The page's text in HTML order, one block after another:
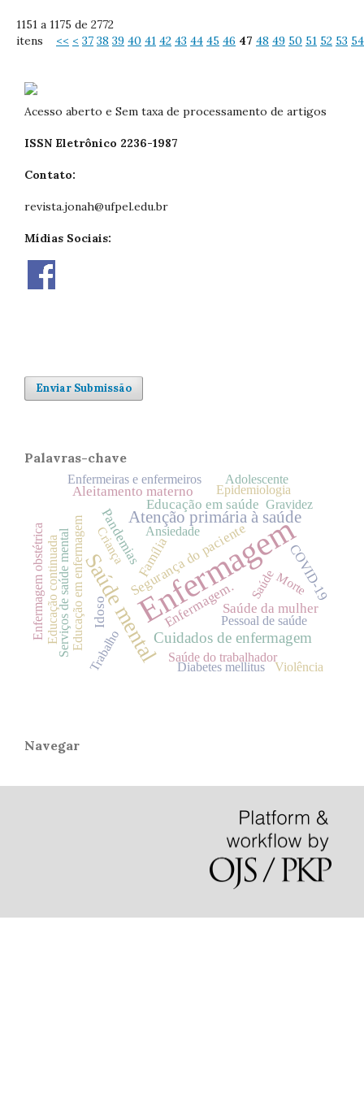
1151 a 1175 de 2772
itens << < 37 38 39 40 41 42 43 44 45 46 47 48 49 50 51 52 53 54
Acesso aberto e Sem taxa de processamento de artigos
ISSN Eletrônico 2236-1987
Contato:
revista.jonah@ufpel.edu.br
Mídias Sociais:
Enviar Submissão
Palavras-chave
Enfermagem
Saúde mental
Atenção primária à saúde
Cuidados de enfermagem
Enfermagem.
Segurança do paciente
Idoso
Educação em saúde
Saúde da mulher
Família COVID-19
Pandemias
Aleitamento materno
Educação em enfermagem
Enfermeiras e enfermeiros
Serviços de saúde mental Saúde
Epidemiologia
Pessoal de saúde
Gravidez
Saúde do trabalhador
Educação continuada
Diabetes mellitus
Adolescente
Enfermagem obstétrica Criança
Trabalho
Ansiedade
Morte
Violência
Navegar